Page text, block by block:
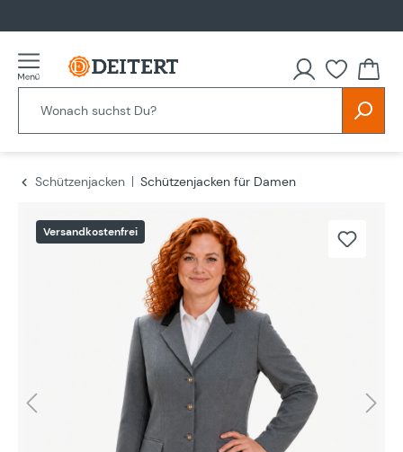
Schützenjacken
Schützenjacken für Damen
Versandkostenfrei